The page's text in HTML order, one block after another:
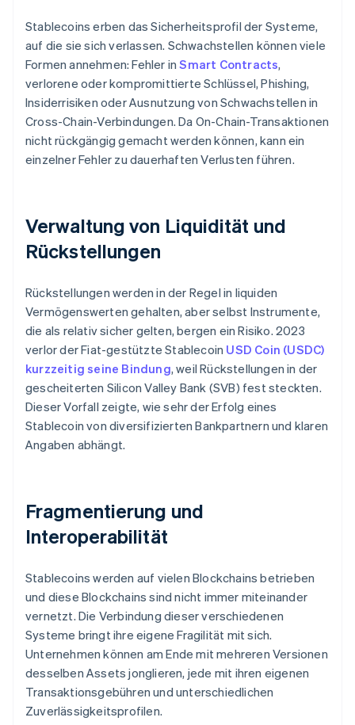
Stablecoins erben das Sicherheitsprofil der Systeme,
auf die sie sich verlassen. Schwachstellen können viele
Formen annehmen: Fehler inSmart Contracts,
verlorene oder kompromittierte Schlüssel, Phishing,
Insiderrisiken oder Ausnutzung von Schwachstellen in
Cross-Chain-Verbindungen. Da On-Chain-Transaktionen
nicht rückgängig gemacht werden können, kann ein
einzelner Fehler zu dauerhaften Verlusten führen.
Verwaltung von Liquidität und
Rückstellungen
Rückstellungen werden in der Regel in liquiden
Vermögenswerten gehalten, aber selbst Instrumente,
die als relativ sicher gelten, bergen ein Risiko. 2023
verlor der Fiat-gestützte Stablecoin USD Coin (USDC)
kurzzeitig seine Bindung, weil Rückstellungen in der
gescheiterten Silicon Valley Bank (SVB) fest steckten.
Dieser Vorfall zeigte, wie sehr der Erfolg eines
Stablecoin von diversifizierten Bankpartnern und klaren
Angaben abhängt.
Fragmentierung und
Interoperabilität
Stablecoins werden auf vielen Blockchains betrieben
und diese Blockchains sind nicht immer miteinander
vernetzt. Die Verbindung dieser verschiedenen
Systeme bringt ihre eigene Fragilität mit sich.
Unternehmen können am Ende mit mehreren Versionen
desselben Assets jonglieren, jede mit ihren eigenen
Transaktionsgebühren und unterschiedlichen
Zuverlässigkeitsprofilen.